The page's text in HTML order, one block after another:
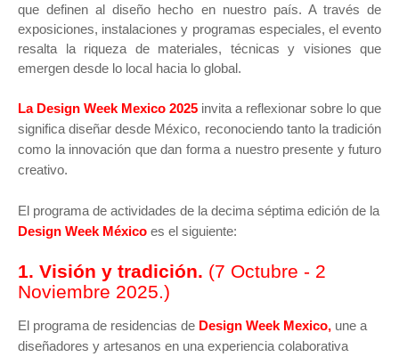
que definen al diseño hecho en nuestro país. A través de
exposiciones, instalaciones y programas especiales, el evento
resalta la riqueza de materiales, técnicas y visiones que
emergen desde lo local hacia lo global.
La Design Week Mexico 2025 invita a reflexionar sobre lo que
significa diseñar desde México, reconociendo tanto la tradición
como la innovación que dan forma a nuestro presente y futuro
creativo.
El programa de actividades de la decima séptima edición de la
Design Week México es el siguiente:
1. Visión y tradición. (7 Octubre - 2
Noviembre 2025.)
El programa de residencias de Design Week Mexico, une a
diseñadores y artesanos en una experiencia colaborativa